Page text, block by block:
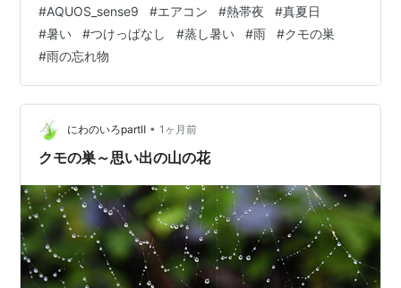
たことになります。 外は蒸し暑く、エアコンなしでは間
違いなく熱中症になりそうな気候でした。ところが朝、
地面を見ると濡れていてびっくり。天気アプリを確認し
たら、どうやら早朝に3時間ほど雨が降ったようです。
その「朝の雨の名残り」が、クモの巣に小さな水滴とな
って残っていて、とても印象的な景色でした…
#AQUOS_sense9 #エアコン #熱帯夜 #真夏日
#暑い #つけっぱなし #蒸し暑い #雨 #クモの巣
#雨の忘れ物
にわのいろpartⅡ • 1ヶ月前
クモの巣～思い出の山の花